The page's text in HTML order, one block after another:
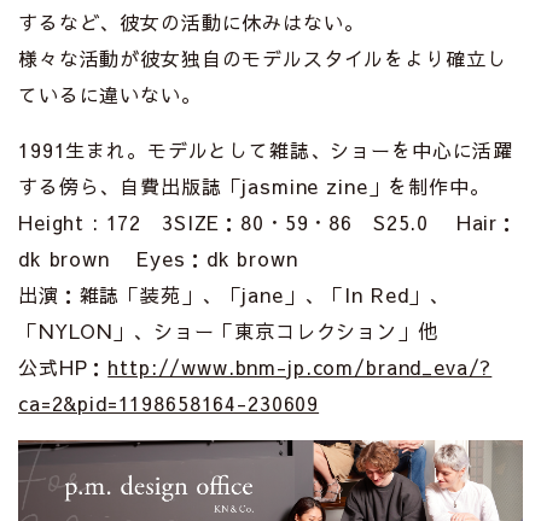
するなど、彼女の活動に休みはない。
様々な活動が彼女独自のモデルスタイルをより確立し
ているに違いない。
1991生まれ。モデルとして雑誌、ショーを中心に活躍
する傍ら、自費出版誌「jasmine zine」を制作中。
Height : 172 3SIZE：80・59・86 S25.0 Hair：
dk brown Eyes：dk brown
出演：雑誌「装苑」、「jane」、「In Red」、
「NYLON」、ショー「東京コレクション」他
公式HP： http://www.bnm-jp.com/brand_eva/?
ca=2&pid=1198658164-230609